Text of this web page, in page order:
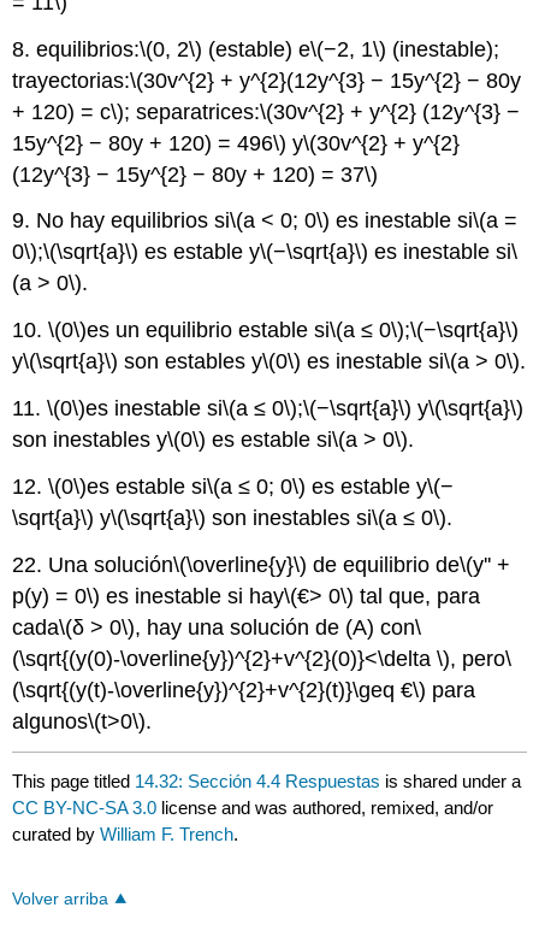
8. equilibrios:\(0, 2\) (estable) e\(−2, 1\) (inestable);
trayectorias:\(30v^{2} + y^{2}(12y^{3} − 15y^{2} − 80y
+ 120) = c\); separatrices:\(30v^{2} + y^{2} (12y^{3} −
15y^{2} − 80y + 120) = 496\) y\(30v^{2} + y^{2}
(12y^{3} − 15y^{2} − 80y + 120) = 37\)
9. No hay equilibrios si\(a < 0; 0\) es inestable si\(a =
0\);\(\sqrt{a}\) es estable y\(−\sqrt{a}\) es inestable si\
(a > 0\).
10.\(0\)es un equilibrio estable si\(a ≤ 0\);\(−\sqrt{a}\)
y\(\sqrt{a}\) son estables y\(0\) es inestable si\(a > 0\).
11.\(0\)es inestable si\(a ≤ 0\);\(−\sqrt{a}\) y\(\sqrt{a}\)
son inestables y\(0\) es estable si\(a > 0\).
12.\(0\)es estable si\(a ≤ 0; 0\) es estable y\(−
\sqrt{a}\) y\(\sqrt{a}\) son inestables si\(a ≤ 0\).
22. Una solución\(\overline{y}\) de equilibrio de\(y'' +
p(y) = 0\) es inestable si hay\(€> 0\) tal que, para
cada\(δ > 0\), hay una solución de (A) con\
(\sqrt{(y(0)-\overline{y})^{2}+v^{2}(0)}<\delta \), pero\
(\sqrt{(y(t)-\overline{y})^{2}+v^{2}(t)}\geq €\) para
algunos\(t>0\).
This page titled 14.32: Sección 4.4 Respuestas is shared under a
CC BY-NC-SA 3.0 license and was authored, remixed, and/or
curated byWilliam F. Trench.
Volver arriba